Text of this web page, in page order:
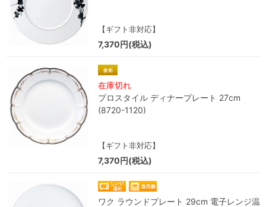
【ギフト非対応】
7,370円(税込)
在庫切れ
プロスタイル ディナープレート 27cm
(8720-1120)
【ギフト非対応】
7,370円(税込)
ワク ラウンドプレート 29cm 電子レンジ温